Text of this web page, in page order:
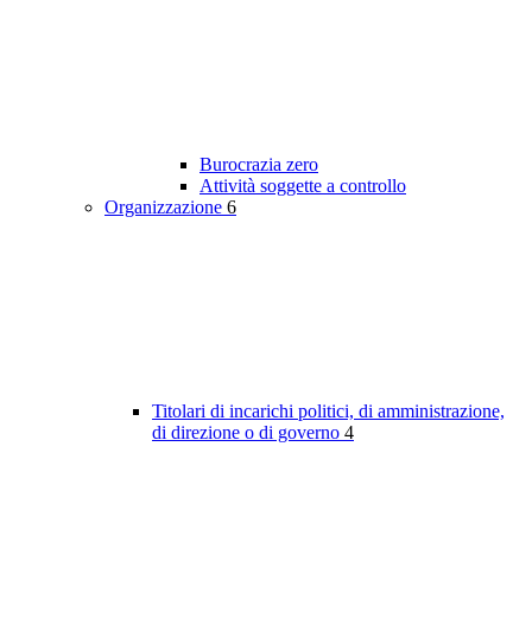
Burocrazia zero
Attività soggette a controllo
Organizzazione 6
Titolari di incarichi politici, di amministrazione,
di direzione o di governo 4